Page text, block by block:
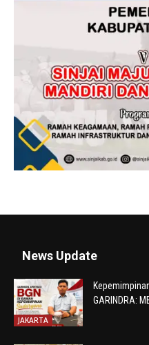
News Update
JAKARTA
GARINDRA: